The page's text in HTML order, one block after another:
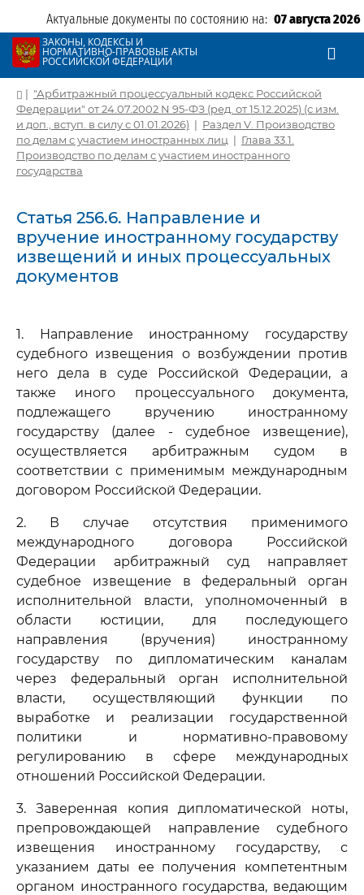
Актуальные документы по состоянию на: 07 августа 2026
ЗАКОНЫ, КОДЕКСЫ И
НОРМАТИВНО-ПРАВОВЫЕ АКТЫ
РОССИЙСКОЙ ФЕДЕРАЦИИ
| "Арбитражный процессуальный кодекс Российской
Федерации" от 24.07.2002 N 95-ФЗ (ред. от 15.12.2025) (с изм.
и доп., вступ. в силу с 01.01.2026) | Раздел V. Производство
по делам с участием иностранных лиц | Глава 33.1.
Производство по делам с участием иностранного
государства
Статья 256.6. Направление и
вручение иностранному государству
извещений и иных процессуальных
документов
1. Направление иностранному государству
судебного извещения о возбуждении против
него дела в суде Российской Федерации, а
также иного процессуального документа,
подлежащего вручению иностранному
государству (далее - судебное извещение),
осуществляется арбитражным судом в
соответствии с применимым международным
договором Российской Федерации.
2. В случае отсутствия применимого
международного договора Российской
Федерации арбитражный суд направляет
судебное извещение в федеральный орган
исполнительной власти, уполномоченный в
области юстиции, для последующего
направления (вручения) иностранному
государству по дипломатическим каналам
через федеральный орган исполнительной
власти, осуществляющий функции по
выработке и реализации государственной
политики и нормативно-правовому
регулированию в сфере международных
отношений Российской Федерации.
3. Заверенная копия дипломатической ноты,
препровождающей направление судебного
извещения иностранному государству, с
указанием даты ее получения компетентным
органом иностранного государства, ведающим